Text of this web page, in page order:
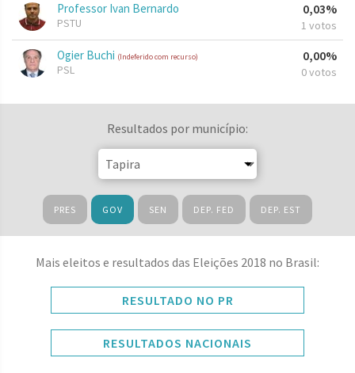
Professor Ivan Bernardo
PSTU
0,03%
1 votos
Ogier Buchi (Indeferido com recurso)
PSL
0,00%
0 votos
Resultados por município:
PRES GOV SEN DEP. FED DEP. EST
Mais eleitos e resultados das Eleições 2018 no Brasil:
RESULTADO NO PR
RESULTADOS NACIONAIS